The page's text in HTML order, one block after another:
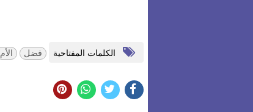
الكلمات المفتاحية فضل الأم